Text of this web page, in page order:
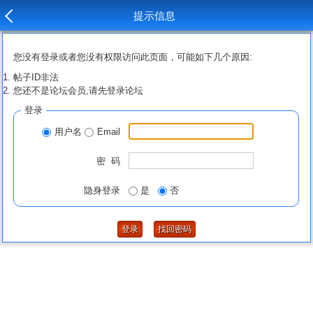
提示信息
您没有登录或者您没有权限访问此页面，可能如下几个原因:
帖子ID非法
您还不是论坛会员,请先登录论坛
登录
用户名 Email
密 码
隐身登录 是 否